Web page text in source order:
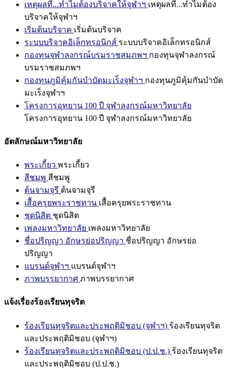
เหตุผลที่...ทำไมต้องบริจาคให้จุฬาฯ เหตุผลที่...ทำไมต้อง
บริจาคให้จุฬาฯ
เริ่มต้นบริจาค เริ่มต้นบริจาค
ระบบบริจาคอิเล็กทรอนิกส์ ระบบบริจาคอิเล็กทรอนิกส์
กองทุนจุฬาลงกรณ์บรมราชสมภพฯ กองทุนจุฬาลงกรณ์
บรมราชสมภพฯ
กองทุนภูมิคุ้มกันบำบัดมะเร็งจุฬาฯ กองทุนภูมิคุ้มกันบำบัด
มะเร็งจุฬาฯ
โครงการอุทยาน 100 ปี จุฬาลงกรณ์มหาวิทยาลัย
โครงการอุทยาน 100 ปี จุฬาลงกรณ์มหาวิทยาลัย
อัตลักษณ์มหาวิทยาลัย
พระเกี้ยว พระเกี้ยว
สีชมพู สีชมพู
ต้นจามจุรี ต้นจามจุรี
เสื้อครุยพระราชทาน เสื้อครุยพระราชทาน
ชุดนิสิต ชุดนิสิต
เพลงมหาวิทยาลัย เพลงมหาวิทยาลัย
ชื่อปริญญา อักษรย่อปริญญา ชื่อปริญญา อักษรย่อ
ปริญญา
แบรนด์จุฬาฯ แบรนด์จุฬาฯ
ภาพบรรยากาศ ภาพบรรยากาศ
แจ้งเรื่องร้องเรียนทุจริต
ร้องเรียนทุจริตและประพฤติมิชอบ (จุฬาฯ) ร้องเรียนทุจริต
และประพฤติมิชอบ (จุฬาฯ)
ร้องเรียนทุจริตและประพฤติมิชอบ (ป.ป.ช.) ร้องเรียนทุจริต
และประพฤติมิชอบ (ป.ป.ช.)